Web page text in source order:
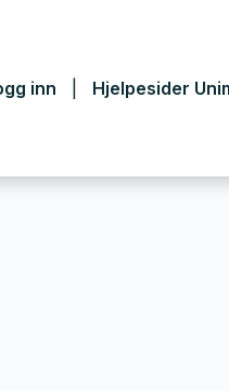
inn Hjelpesider